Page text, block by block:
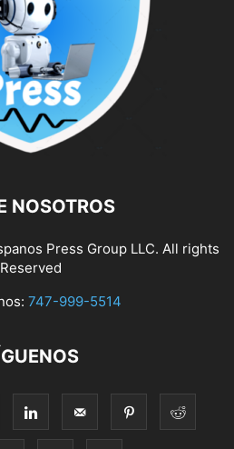
NOSOTROS
Press Group LLC. All rights
Reserved
747-999-5514